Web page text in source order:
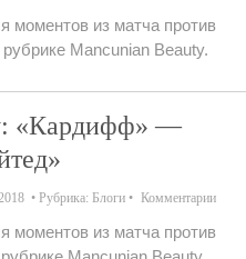
моментов из матча против
Mancunian Beauty.
«Кардифф» —
Рубрика: Блоги Комментарии
моментов из матча против